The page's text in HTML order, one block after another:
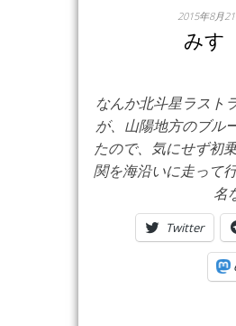
2015年8月
みす
なんか北斗星ラスト
が、山陽地方のブル
たので、気にせず初
関を海沿いに走って
名
Twitter